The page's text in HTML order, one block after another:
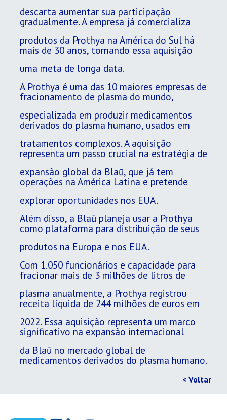
descarta aumentar sua participação
gradualmente. A empresa já comercializa
produtos da Prothya na América do Sul há
mais de 30 anos, tornando essa aquisição
uma meta de longa data.
A Prothya é uma das 10 maiores empresas de
fracionamento de plasma do mundo,
especializada em produzir medicamentos
derivados do plasma humano, usados em
tratamentos complexos. A aquisição
representa um passo crucial na estratégia de
expansão global da Blaū, que já tem
operações na América Latina e pretende
explorar oportunidades nos EUA.
Além disso, a Blaū planeja usar a Prothya
como plataforma para distribuição de seus
produtos na Europa e nos EUA.
Com 1.050 funcionários e capacidade para
fracionar mais de 3 milhões de litros de
plasma anualmente, a Prothya registrou
receita líquida de 244 milhões de euros em
2022. Essa aquisição representa um marco
significativo na expansão internacional
da Blaū no mercado global de
medicamentos derivados do plasma humano.
< Voltar